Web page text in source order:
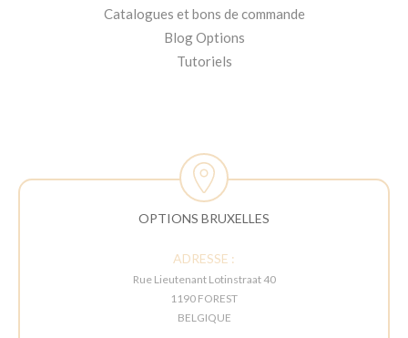
Catalogues et bons de commande
Blog Options
Tutoriels
OPTIONS BRUXELLES
ADRESSE :
Rue Lieutenant Lotinstraat 40
1190 FOREST
BELGIQUE